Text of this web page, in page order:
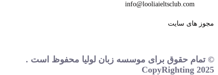
info@looliaieltsclub.com
مجوز های سایت
© تمام حقوق برای موسسه زبان لولیا محفوظ است .
CopyRighting 2025